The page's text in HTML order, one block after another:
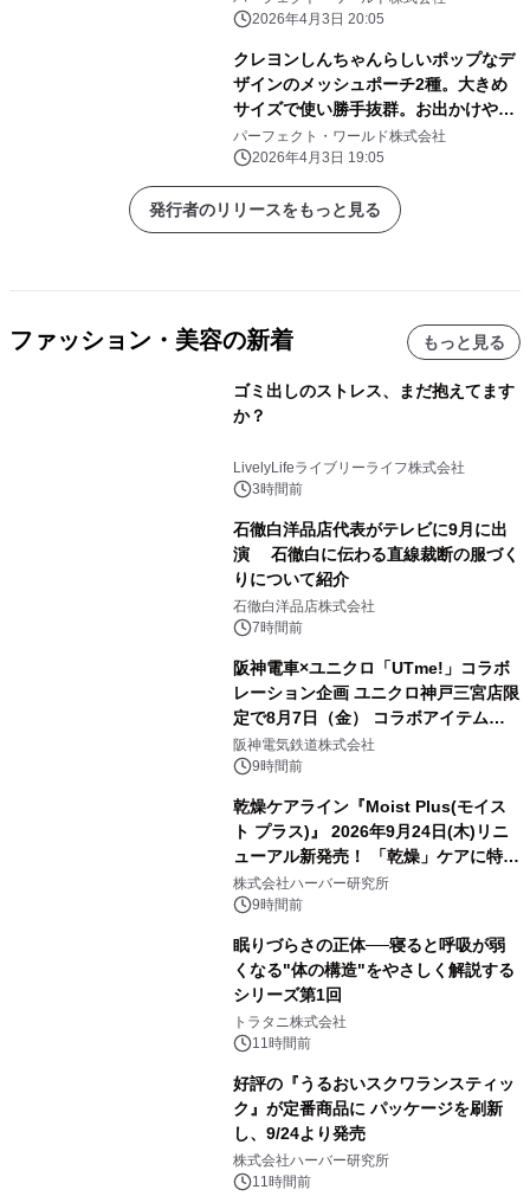
2026年4月3日 20:05
クレヨンしんちゃんらしいポップなデ
ザインのメッシュポーチ2種。大きめ
サイズで使い勝手抜群。お出かけや旅
行にぜひ！
パーフェクト・ワールド株式会社
2026年4月3日 19:05
発行者のリリースをもっと見る
ファッション・美容の新着 もっと見る
ゴミ出しのストレス、まだ抱えてます
か？
LivelyLifeライブリーライフ株式会社
3時間前
石徹白洋品店代表がテレビに9月に出
演 石徹白に伝わる直線裁断の服づく
りについて紹介
石徹白洋品店株式会社
7時間前
阪神電車×ユニクロ「UTme!」コラボ
レーション企画 ユニクロ神戸三宮店限
定で8月7日（金） コラボアイテムが
発売決定！
阪神電気鉄道株式会社
9時間前
乾燥ケアライン『Moist Plus(モイス
ト プラス)』 2026年9月24日(木)リニ
ューアル新発売！ 「乾燥」ケアに特化
し、ライン使いで潤いに満ちた肌へ
株式会社ハーバー研究所
9時間前
眠りづらさの正体──寝ると呼吸が弱
くなる"体の構造"をやさしく解説する
シリーズ第1回
トラタニ株式会社
11時間前
好評の『うるおいスクワランスティッ
ク』が定番商品に パッケージを刷新
し、9/24より発売
株式会社ハーバー研究所
11時間前